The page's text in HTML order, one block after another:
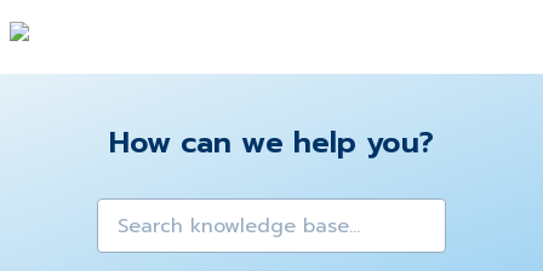
How can we help you?